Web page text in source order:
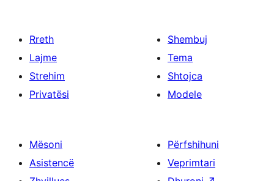
Rreth
Lajme
Strehim
Privatësi
Shembuj
Tema
Shtojca
Modele
Mësoni
Asistencë
Përfshihuni
Veprimtari